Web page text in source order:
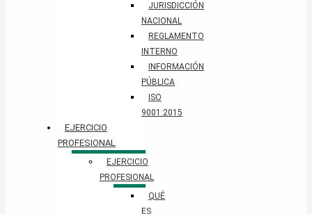
JURISDICCIÓN
NACIONAL
REGLAMENTO
INTERNO
INFORMACIÓN
PÚBLICA
ISO
9001:2015
EJERCICIO
PROFESIONAL
EJERCICIO
PROFESIONAL
QUÉ
ES